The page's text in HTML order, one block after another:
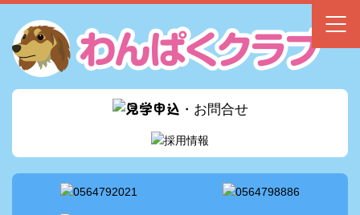
スタッフ配置
サービス案内
採用情報